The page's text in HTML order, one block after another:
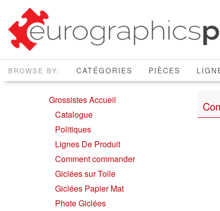
CATÉGORIES PIÈCES
Grossistes Accueil
Catalogue
Politiques
Lignes De Produit
Comment commander
Giclées sur Toile
Giclées Papier Mat
Phote Giclées